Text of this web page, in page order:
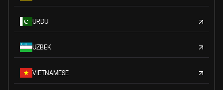
URDU
UZBEK
VIETNAMESE